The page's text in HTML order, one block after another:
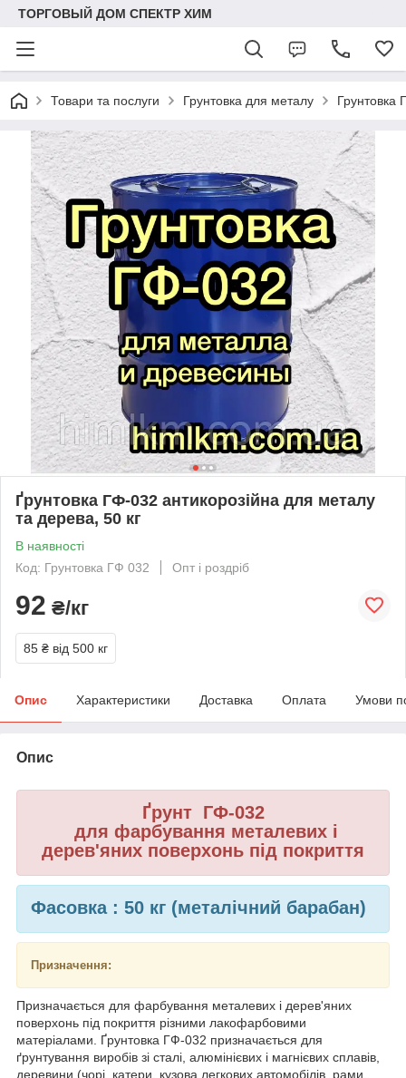
ТОРГОВЫЙ ДОМ СПЕКТР ХИМ
Товари та послуги Грунтовка для металу Грунтовка
Ґрунтовка ГФ-032 антикорозійна для металу
та дерева, 50 кг
В наявності
Код: Грунтовка ГФ 032
Опт і роздріб
92 ₴/кг
85 ₴ від 500 кг
Опис Характеристики Доставка Оплата Умови
Опис
Ґрунт ГФ-032
для фарбування металевих і
дерев'яних поверхонь під покриття
Фасовка : 50 кг (металічний барабан)
Призначення:
Призначається для фарбування металевих і дерев'яних
поверхонь під покриття різними лакофарбовими
матеріалами. Ґрунтовка ГФ-032 призначається для
ґрунтування виробів зі сталі, алюмінієвих і магнієвих сплавів,
деревини (чорі, катери, кузова легкових автомобілів, рами,